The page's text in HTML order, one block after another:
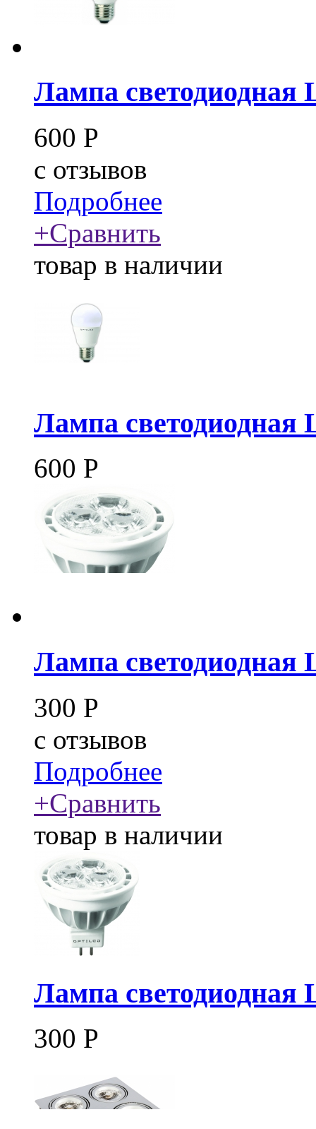
Лампа светодиодная
600 Р
c отзывов
Подробнее
+Сравнить
товар в наличии
Лампа светодиодная
600 Р
Лампа светодиодная
300 Р
c отзывов
Подробнее
+Сравнить
товар в наличии
Лампа светодиодная
300 Р